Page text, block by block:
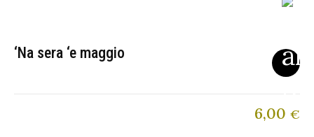
‘Na sera ‘e maggio
6,00 €